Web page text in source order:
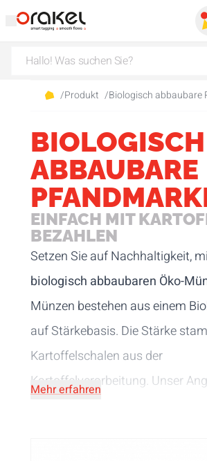
/Produkt /Biologisch abbaubare
BIOLOGISCH
ABBAUBARE
EINFACH MIT
BEZAHLEN
Setzen Sie auf Nachhaltigkeit,
biologisch abbaubaren Öko-
Münzen bestehen aus einem
auf Stärkebasis. Die Stärke
Kartoffelschalen aus der
Kartoffelverarbeitung. Unser
Mehr erfahren